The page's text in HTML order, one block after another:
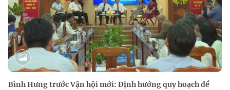
Bình Hưng trước Vận hội mới: Định hướng quy hoạch để